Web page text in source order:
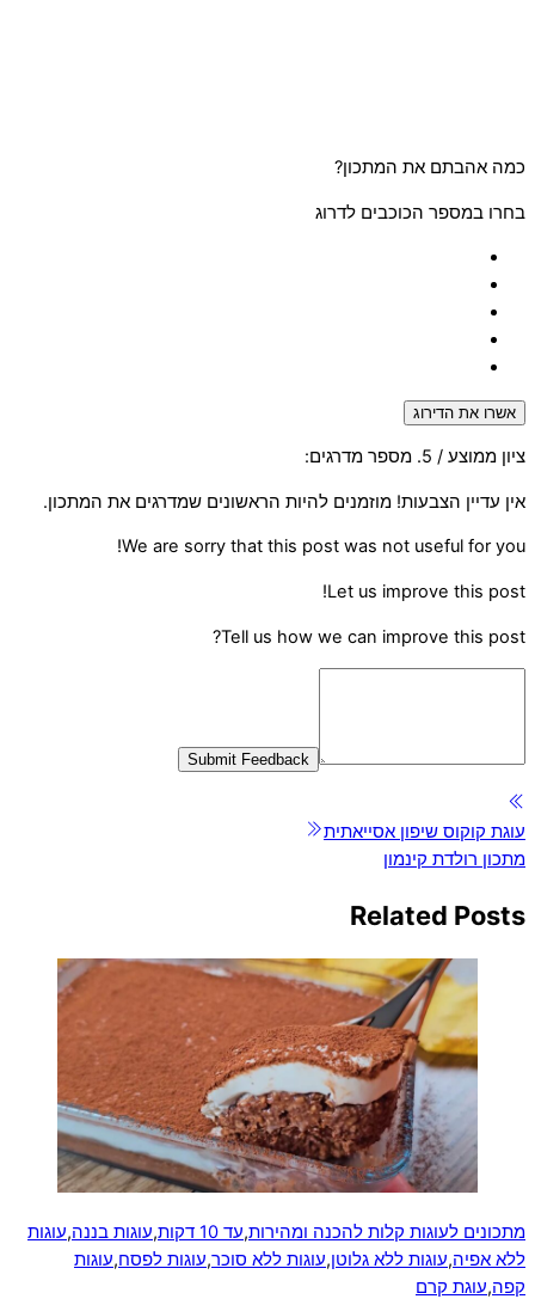
כמה אהבתם את המתכון?
בחרו במספר הכוכבים לדרוג
אשרו את הדירוג
ציון ממוצע / 5. מספר מדרגים:
אין עדיין הצבעות! מוזמנים להיות הראשונים שמדרגים את המתכון.
We are sorry that this post was not useful for you!
Let us improve this post!
Tell us how we can improve this post?
Submit Feedback
עוגת קוקוס שיפון אסייאתית
מתכון רולדת קינמון
Related Posts
מתכונים לעוגות קלות להכנה ומהירות,עד 10 דקות ,עוגות בננה,עוגות
ללא אפיה,עוגות ללא גלוטן,עוגות ללא סוכר,עוגות לפסח,עוגות
קפה,עוגת קרם